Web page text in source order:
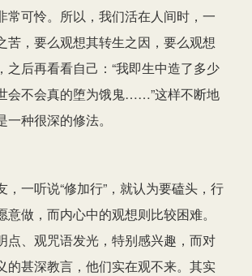
常可怜。所以，我们活在人间时，一
苦，要么观想其转生之因，要么观想
之后再看看自己：“我即生中造了多少
会不会真的堕为饿鬼……”这样不断地
种很深的修法。
，一听说“修加行”，就认为要磕头，行
意做，而内心中的观想则比较困难。
点、观咒语发光，特别感兴趣，而对
的甚深教言，他们实在观不来。其实